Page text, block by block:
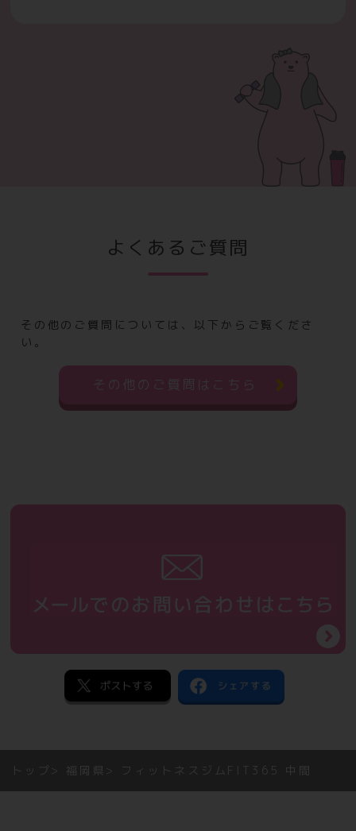
よくあるご質問
その他のご質問については、以下からご覧くださ
い。
その他のご質問はこちら
トップ 福岡県 フィットネスジムFIT365 中間